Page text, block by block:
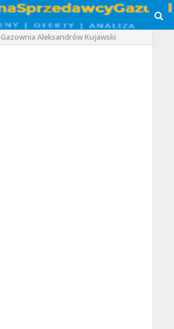
Gazownia Aleksandrów Kujawski